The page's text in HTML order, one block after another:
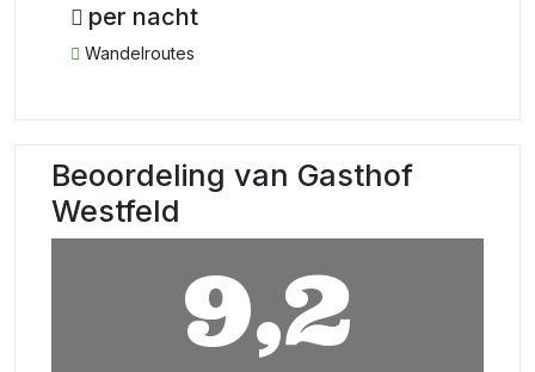
per nacht
Wandelroutes
Beoordeling van Gasthof
Westfeld
9,2